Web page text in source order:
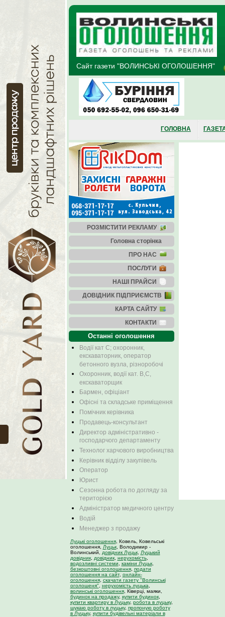
Перейти до основного матеріалу
Сайт газети "ВОЛИНСЬКІ ОГОЛОШЕННЯ"
ГОЛОВНА
РОЗМІСТИТИ РЕКЛАМУ
Головна сторінка
ПРО НАС
ПОСЛУГИ
НАШІ ПРАЙСИ
ДОВІДНИК ПІДПРИЄМСТВ
КАРТА САЙТУ
КОНТАКТИ
Останні оголошення
Водії кат С; охоронник,
екскаваторник, оператор
бетонного вузла, різноробочі
Охоронник, водії кат. В,С,
екскаваторщик
Бармен, офіціант
Офісні та складське приміщення
Помічник керівника
Продавець-консультант
Директор адміністративно -
господарчого департаменту
Технолог харчового виробництва
Керівник відділу закупівель
Оператор
Юрист
Сезонна робота по догляду за
територією
Адміністратор медичного центру
Водій
Менеджер з продажу
Луцькі оголошення, Ковель, Ковельські
оголошення, Луцьк, Володимир -
Волинський, довідник Луцьк, Луцький
довідник, довідник, нерухомість,
водозливні системи, каміни Луцьк,
безкоштовні оголошення, подати
оголошення на сайт, онлайн-
оголошення, скачати газету "Волинські
оголошеня", нерухомість луцька,
волинські оголошення, Ківерці, маяки,
будинок на продажу, купити будинок,
купити квартиру в Луцьку, робота в луцьку,
шукаю роботу в луцьку, пропоную роботу
в Луцьку, купити будівельні матеріали в